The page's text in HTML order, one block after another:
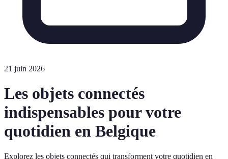
21 juin 2026
Les objets connectés
indispensables pour votre
quotidien en Belgique
Explorez les objets connectés qui transforment votre quotidien en